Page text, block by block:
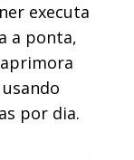
executa
a ponta,
por dia.